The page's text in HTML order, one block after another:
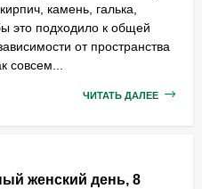
камень, галька,
это подходило к общей
от пространства
совсем...
ЧИТАТЬ ДАЛЕЕ
женский день, 8